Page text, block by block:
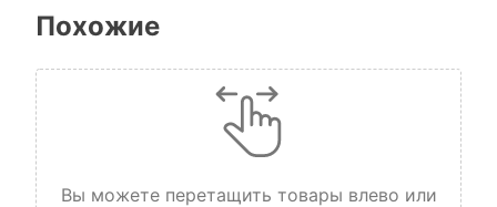
Похожие
Вы можете перетащить товары влево или